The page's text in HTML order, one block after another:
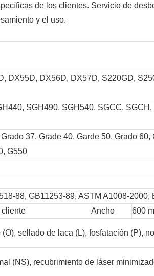
de los clientes. Servicio de
y el uso.
DX55D, DX56D, DX57D, S220GD,
SGH490, SGH540, SGCC,
37. Grade 40, Garde 50, Grado 60,
G550
88, GB11253-89, ASTM A1008-2000,
cliente Ancho
600
sellado de laca (L), fosfatación (P),
(NS), recubrimiento de láser